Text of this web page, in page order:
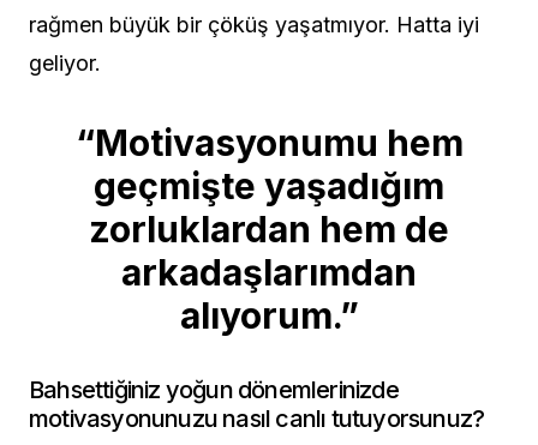
rağmen büyük bir çöküş yaşatmıyor. Hatta iyi
geliyor.
“Motivasyonumu hem
geçmişte yaşadığım
zorluklardan hem de
arkadaşlarımdan
alıyorum.”
Bahsettiğiniz yoğun dönemlerinizde
motivasyonunuzu nasıl canlı tutuyorsunuz?